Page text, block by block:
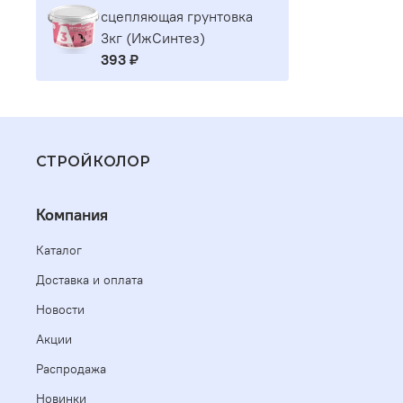
сцепляющая грунтовка
3кг (ИжСинтез)
393 ₽
СТРОЙКОЛОР
Компания
Каталог
Доставка и оплата
Новости
Акции
Распродажа
Новинки